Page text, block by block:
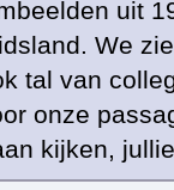
uit
We
tal van
onze
kijken,